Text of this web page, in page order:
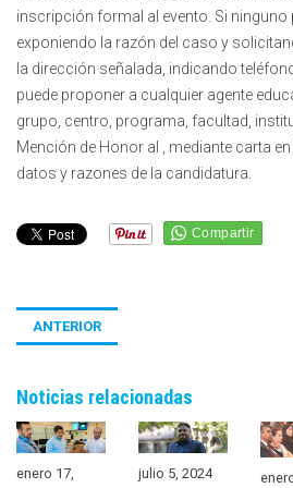
inscripción formal al evento. Si ninguno
exponiendo la razón del caso y
la dirección señalada, indicando
puede proponer a cualquier agente
grupo, centro, programa, facultad,
Mención de Honor al , mediante carta
datos y razones de la candidatura.
ANTERIOR
Noticias relacionadas
enero 17,
julio 5, 2024